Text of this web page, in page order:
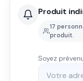
Produit
17
produit.
Soyez